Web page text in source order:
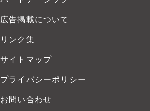
広告掲載について
リンク集
サイトマップ
プライバシーポリシー
お問い合わせ